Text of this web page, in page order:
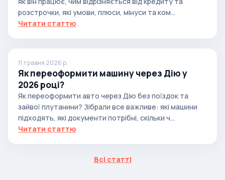
розстрочки, які умови, плюси, мінуси та ком...
Читати статтю
11 травня 2026 р.
Як переоформити машину через Дію у
2026 році?
Як переоформити авто через Дію без поїздок та
зайвої плутанини? Зібрали все важливе: які машини
підходять, які документи потрібні, скільки ч...
Читати статтю
Всі статті